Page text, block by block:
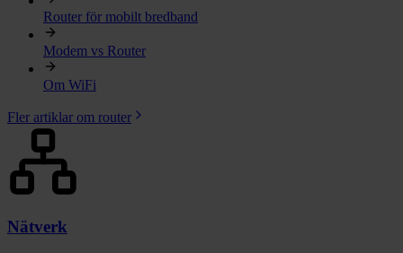
Router för mobilt bredband
Modem vs Router
Om WiFi
Fler artiklar om router
Nätverk